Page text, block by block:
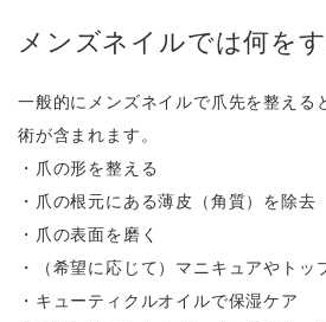
メンズネイルでは何を
一般的にメンズネイルで爪先を整える
術が含まれます。
・爪の形を整える
・爪の根元にある薄皮（角質）を除去
・爪の表面を磨く
・（希望に応じて）マニキュアやトッ
・キューティクルオイルで保湿ケア